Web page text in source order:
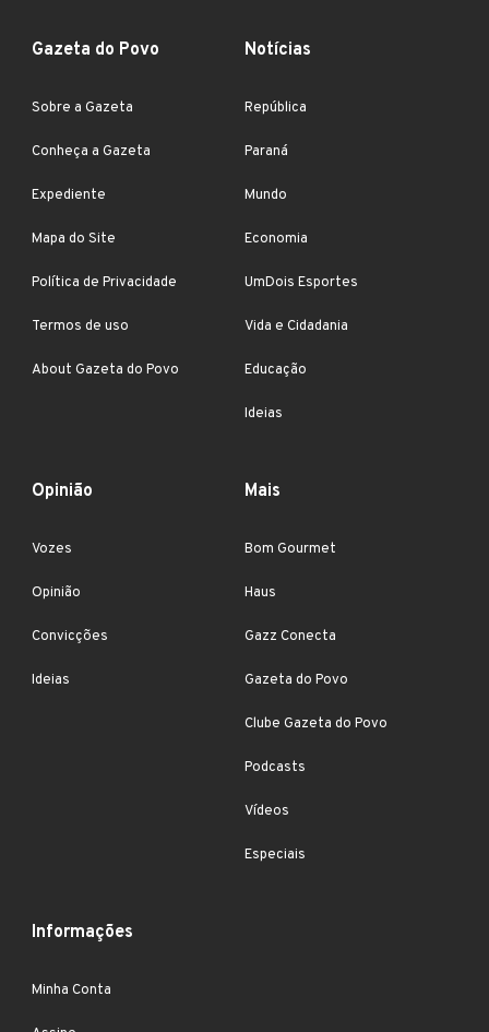
Gazeta do Povo
Sobre a Gazeta
Conheça a Gazeta
Expediente
Mapa do Site
Política de Privacidade
Termos de uso
About Gazeta do Povo
Notícias
República
Paraná
Mundo
Economia
UmDois Esportes
Vida e Cidadania
Educação
Ideias
Opinião
Vozes
Opinião
Convicções
Ideias
Mais
Bom Gourmet
Haus
Gazz Conecta
Gazeta do Povo
Clube Gazeta do Povo
Podcasts
Vídeos
Especiais
Informações
Minha Conta